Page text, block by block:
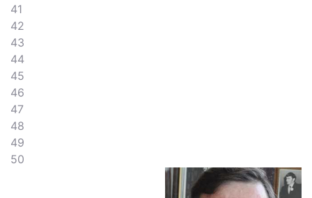
41
42
43
44
45
46
47
48
49
50